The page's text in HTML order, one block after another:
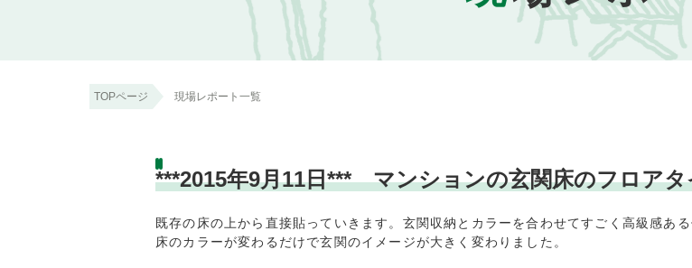
TOPページ 現場レポート一覧
***2015年9月11日*** マンションの玄関床のフロア
既存の床の上から直接貼っていきます。玄関収納とカラーを合わせてすごく高級感ある
床のカラーが変わるだけで玄関のイメージが大きく変わりました。